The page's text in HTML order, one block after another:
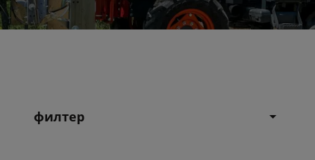
филтер